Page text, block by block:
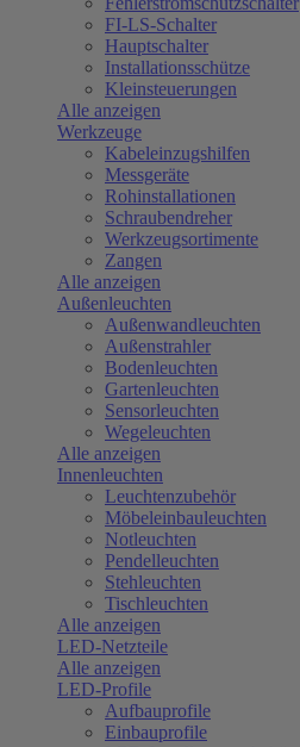
FI-LS-Schalter
Hauptschalter
Installationsschütze
Kleinsteuerungen
Alle anzeigen
Werkzeuge
Kabeleinzugshilfen
Messgeräte
Rohinstallationen
Schraubendreher
Werkzeugsortimente
Zangen
Alle anzeigen
Außenleuchten
Außenwandleuchten
Außenstrahler
Bodenleuchten
Gartenleuchten
Sensorleuchten
Wegeleuchten
Alle anzeigen
Innenleuchten
Leuchtenzubehör
Möbeleinbauleuchten
Notleuchten
Pendelleuchten
Stehleuchten
Tischleuchten
Alle anzeigen
LED-Netzteile
Alle anzeigen
LED-Profile
Aufbauprofile
Einbauprofile